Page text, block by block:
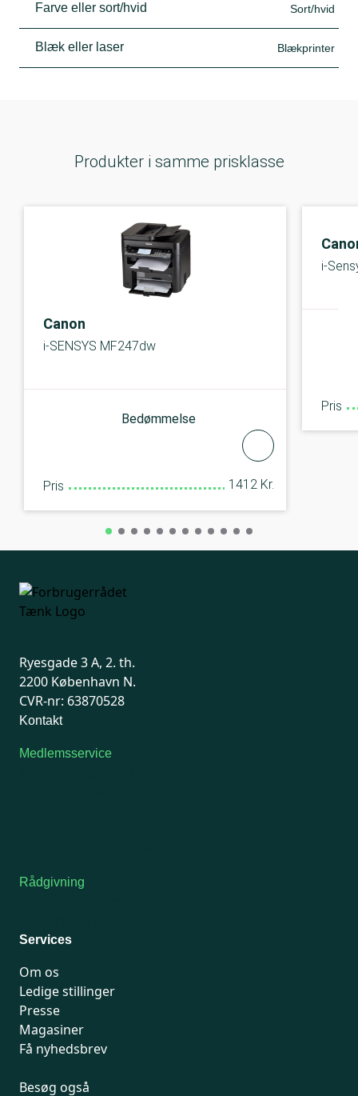
Farve eller sort/hvid Sort/hvid
Blæk eller laser Blækprinter
Produkter i samme prisklasse
Canon
i-SENSYS MF247dw
Bedømmelse
Pris 1412 Kr.
i-
Pris
Ryesgade 3 A, 2. th.
2200 København N.
CVR-nr: 63870528
Kontakt
Medlemsservice
Rådgivning
Services
Om os
Ledige stillinger
Presse
Magasiner
Få nyhedsbrev
Besøg også